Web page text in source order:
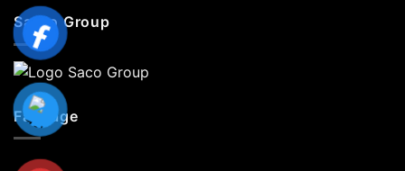
Sa.Co Group
Fanpage